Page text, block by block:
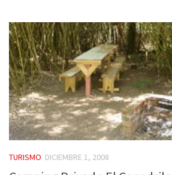
TURISMO DICIEMBRE 1, 2008